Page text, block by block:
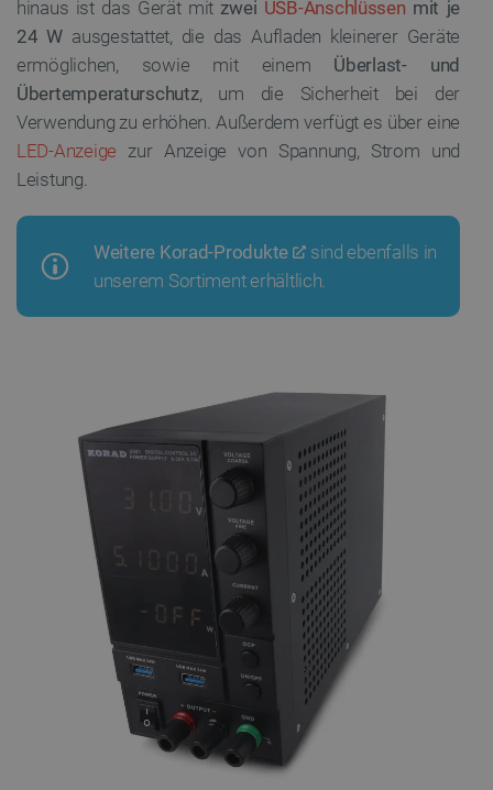
hinaus ist das Gerät mit zwei USB-Anschlüssen mit je
24 W ausgestattet, die das Aufladen kleinerer Geräte
ermöglichen, sowie mit einem Überlast- und
Übertemperaturschutz, um die Sicherheit bei der
Verwendung zu erhöhen. Außerdem verfügt es über eine
LED-Anzeige zur Anzeige von Spannung, Strom und
Leistung.
Weitere Korad-Produkte
sind ebenfalls in
unserem Sortiment erhältlich.